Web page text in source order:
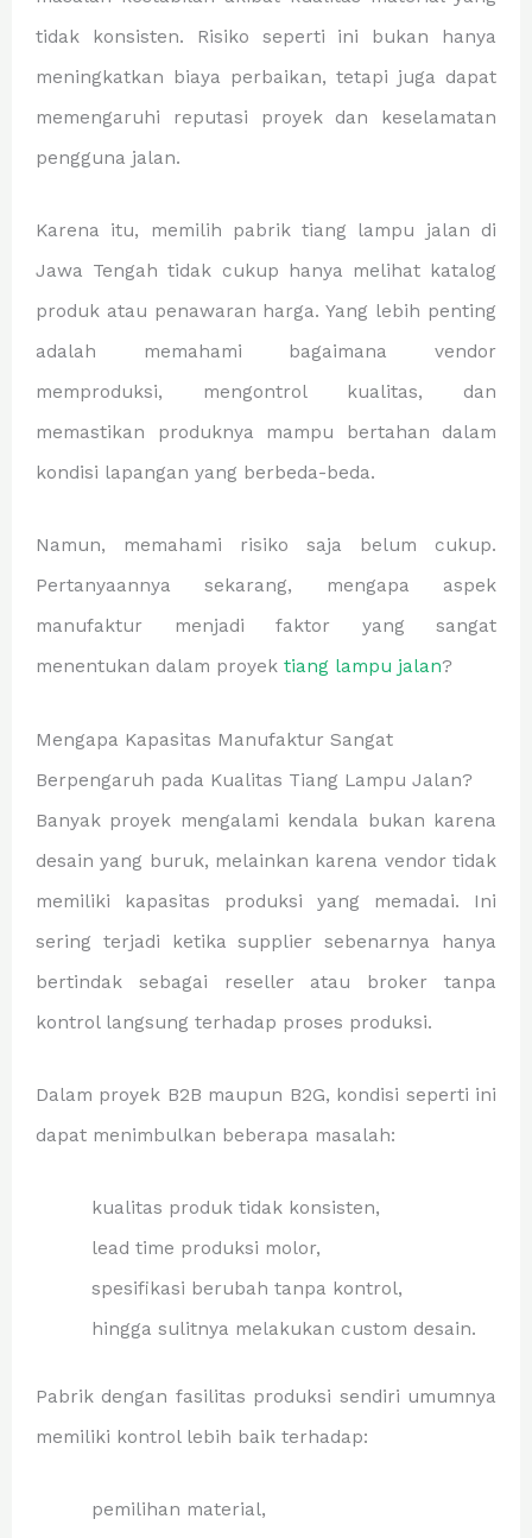
tidak konsisten. Risiko seperti ini bukan hanya
meningkatkan biaya perbaikan, tetapi juga dapat
memengaruhi reputasi proyek dan keselamatan
pengguna jalan.
Karena itu, memilih pabrik tiang lampu jalan di
Jawa Tengah tidak cukup hanya melihat katalog
produk atau penawaran harga. Yang lebih penting
adalah memahami bagaimana vendor
memproduksi, mengontrol kualitas, dan
memastikan produknya mampu bertahan dalam
kondisi lapangan yang berbeda-beda.
Namun, memahami risiko saja belum cukup.
Pertanyaannya sekarang, mengapa aspek
manufaktur menjadi faktor yang sangat
menentukan dalam proyek tiang lampu jalan?
Mengapa Kapasitas Manufaktur Sangat
Berpengaruh pada Kualitas Tiang Lampu Jalan?
Banyak proyek mengalami kendala bukan karena
desain yang buruk, melainkan karena vendor tidak
memiliki kapasitas produksi yang memadai. Ini
sering terjadi ketika supplier sebenarnya hanya
bertindak sebagai reseller atau broker tanpa
kontrol langsung terhadap proses produksi.
Dalam proyek B2B maupun B2G, kondisi seperti ini
dapat menimbulkan beberapa masalah:
kualitas produk tidak konsisten,
lead time produksi molor,
spesifikasi berubah tanpa kontrol,
hingga sulitnya melakukan custom desain.
Pabrik dengan fasilitas produksi sendiri umumnya
memiliki kontrol lebih baik terhadap:
pemilihan material,